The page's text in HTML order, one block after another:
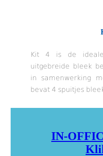
Kit 4 is de
uitgebreide bleek
in samenwerking
bevat 4 spuitjes
IN-